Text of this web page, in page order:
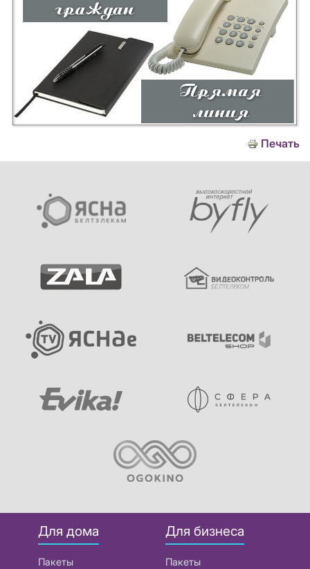
Печать
Для дома
Пакеты
Для бизнеса
Пакеты